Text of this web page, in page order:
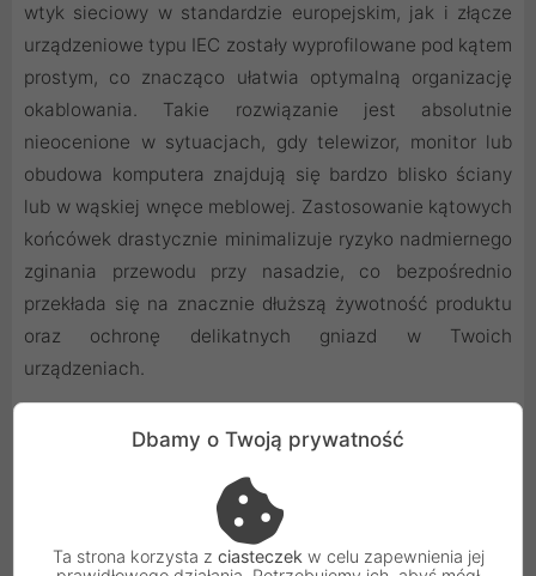
wtyk sieciowy w standardzie europejskim, jak i złącze
urządzeniowe typu IEC zostały wyprofilowane pod kątem
prostym, co znacząco ułatwia optymalną organizację
okablowania. Takie rozwiązanie jest absolutnie
nieocenione w sytuacjach, gdy telewizor, monitor lub
obudowa komputera znajdują się bardzo blisko ściany
lub w wąskiej wnęce meblowej. Zastosowanie kątowych
końcówek drastycznie minimalizuje ryzyko nadmiernego
zginania przewodu przy nasadzie, co bezpośrednio
przekłada się na znacznie dłuższą żywotność produktu
oraz ochronę delikatnych gniazd w Twoich
urządzeniach.
Bezpieczeństwo potwierdzone rygorystycznymi
certyfikatami
Podczas wyboru osprzętu elektrycznego priorytetem
powinno być bezpieczeństwo użytkownika oraz ochrona
Dbamy o Twoją prywatność
Ta strona korzysta z ciasteczek w celu zapewnienia jej